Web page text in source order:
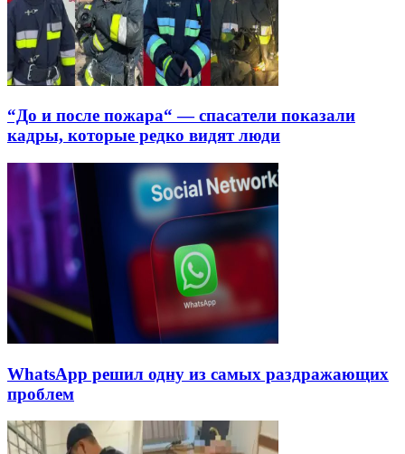
“До и после пожара“ — спасатели показали
кадры, которые редко видят люди
WhatsApp решил одну из самых раздражающих
проблем